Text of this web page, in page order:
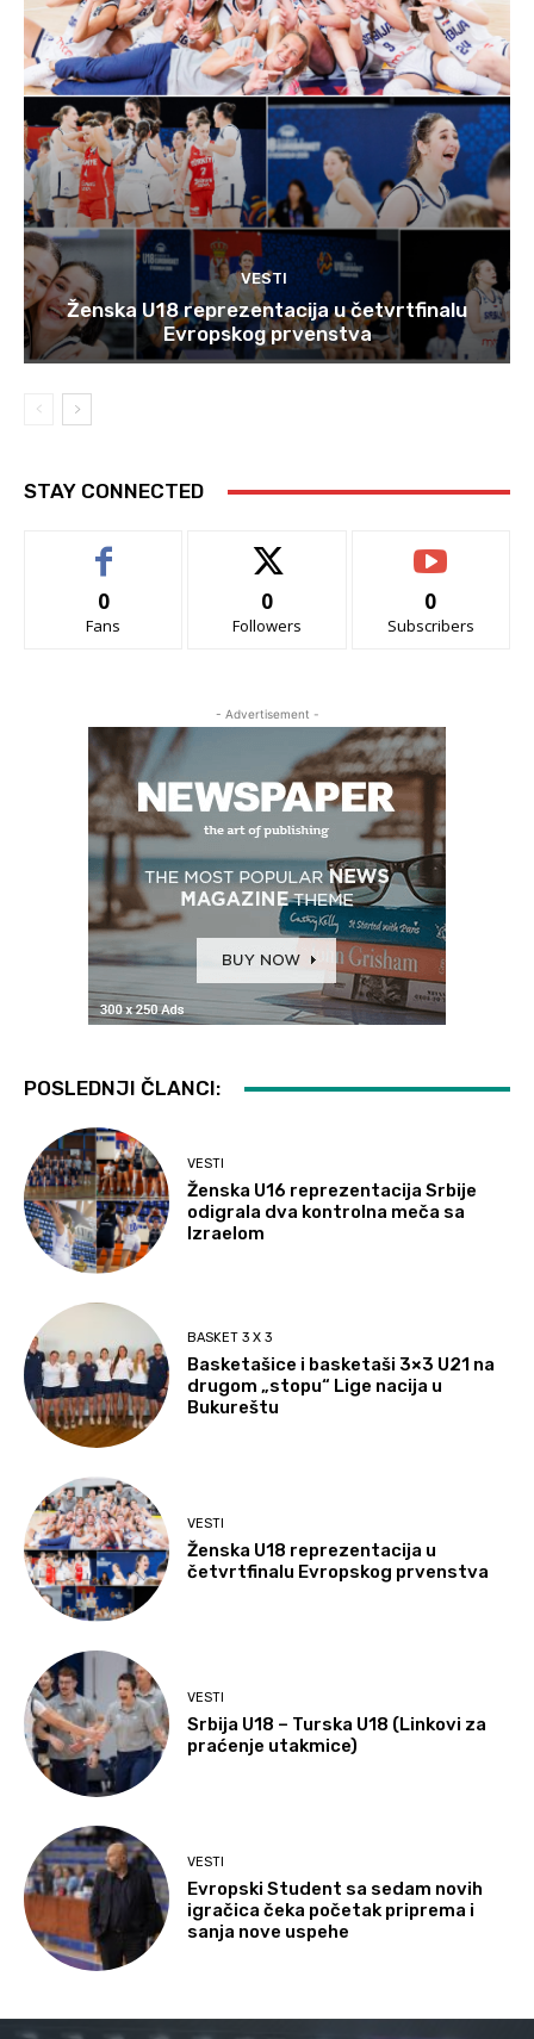
VESTI
Ženska U18 reprezentacija u četvrtfinalu
Evropskog prvenstva
STAY CONNECTED
0
Fans
0
Followers
0
Subscribers
- Advertisement -
POSLEDNJI ČLANCI:
VESTI
Ženska U16 reprezentacija Srbije
odigrala dva kontrolna meča sa
Izraelom
BASKET 3 X 3
Basketašice i basketaši 3×3 U21 na
drugom „stopu“ Lige nacija u
Bukureštu
VESTI
Ženska U18 reprezentacija u
četvrtfinalu Evropskog prvenstva
VESTI
Srbija U18 – Turska U18 (Linkovi za
praćenje utakmice)
VESTI
Evropski Student sa sedam novih
igračica čeka početak priprema i
sanja nove uspehe